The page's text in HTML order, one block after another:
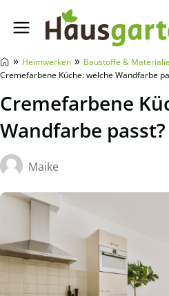
Hausgarten.net
» Heimwerken » Baustoffe &
Cremefarbene Küche: welche Wandfarbe
Cremefarbene
Wandfarbe passt?
Maike